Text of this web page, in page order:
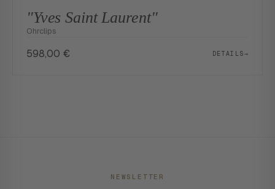
"Yves Saint Laurent"
Ohrclips
598,00 € DETAILS→
NEWSLETTER